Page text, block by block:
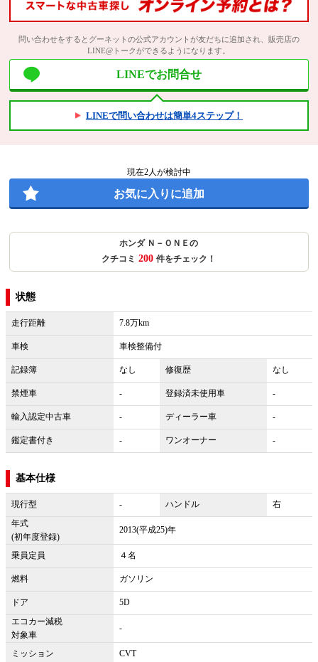
問い合わせをするとグーネットの公式アカウントが友だちに追加され、販売店の
LINE@トークができるようになります。
LINEでお問合せ
LINEで問い合わせは簡単4ステップ！
現在2人が検討中
お気に入りに追加
ホンダ Ｎ－ＯＮＥの
クチコミ 200 件をチェック！
状態
走行距離 7.8万km
車検 車検整備付
記録簿 なし 修復歴 なし
禁煙車 - 登録済未使用車 -
輸入認定中古車 - ディーラー車 -
鑑定書付き - ワンオーナー -
基本仕様
現行型 - ハンドル
右
年式
(初年度登録)
2013(平成25)年
乗員定員 ４名
燃料 ガソリン
ドア
5D
エコカー減税
対象車
-
ミッション CVT